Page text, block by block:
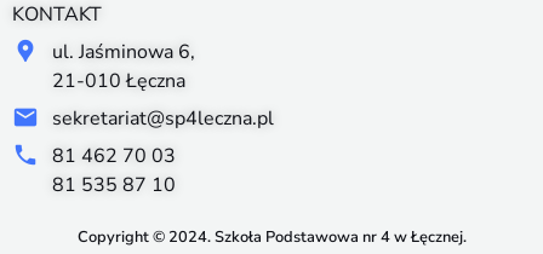
KONTAKT
ul. Jaśminowa 6,
21-010 Łęczna
sekretariat@sp4leczna.pl
81 462 70 03
81 535 87 10
Copyright © 2024. Szkoła Podstawowa nr 4 w Łęcznej.